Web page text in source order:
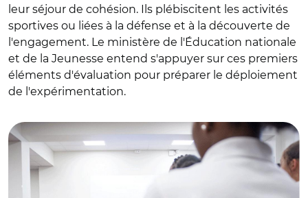
leur séjour de cohésion. Ils plébiscitent les activités
sportives ou liées à la défense et à la découverte de
l'engagement. Le ministère de l'Éducation nationale
et de la Jeunesse entend s'appuyer sur ces premiers
éléments d'évaluation pour préparer le déploiement
de l'expérimentation.
© C. Sittler / REA (G. Attal et J.M. Blanquer à la rencontre